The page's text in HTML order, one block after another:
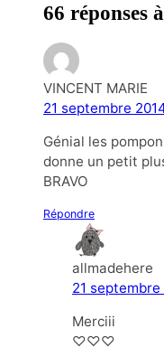
66 réponses
VINCENT MARIE
21 septembre
Génial les
donne un petit
BRAVO
Répondre
allmadehere
21 septembre
Merciii
♡♡♡